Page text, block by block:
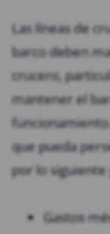
Las líneas de
barco deben
crucero,
mantener el
que pueda
por lo siguiente
Gastos